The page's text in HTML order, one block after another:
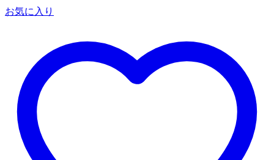
お気に入り